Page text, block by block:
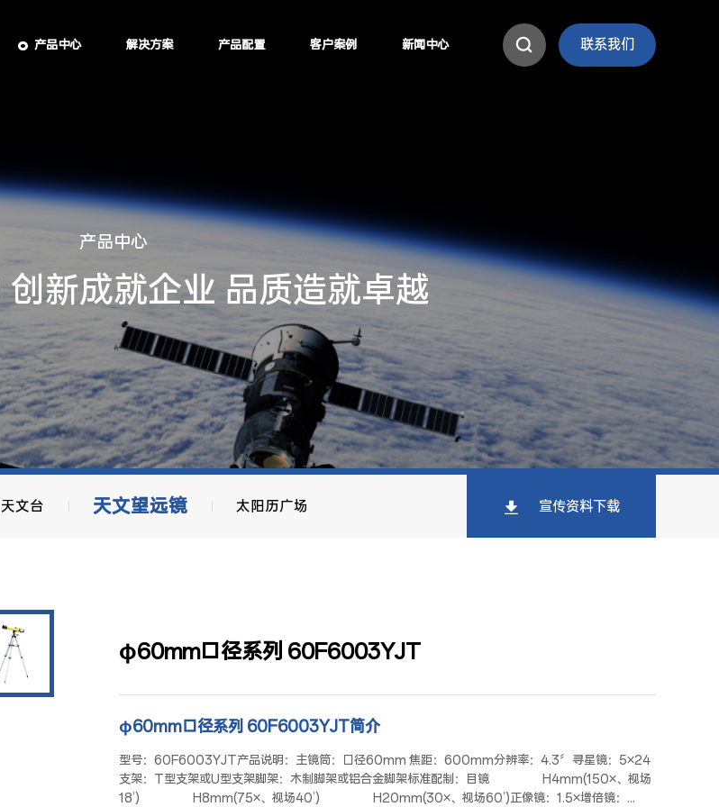
产品中心 解决方案 产品配置 客户案例 新闻中心 联系我们
产品中心
创新成就企业 品质造就卓越
天文台 天文望远镜 太阳历广场 宣传资料下载
φ60mm口径系列 60F6003YJT
φ60mm口径系列 60F6003YJT简介
型号：60F6003YJT产品说明：主镜筒：口径60mm 焦距：600mm分辨率：4.3〞寻星镜：5×24
支架：T型支架或U型支架脚架：木制脚架或铝合金脚架标准配制：目镜 H4mm(150×、视场
18’) H8mm(75×、视场40’) H20mm(30×、视场60’)正像镜：1.5×增倍镜：...